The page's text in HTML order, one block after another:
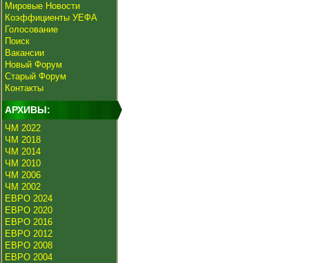
Мировые Новости
Коэффициенты УЕФА
Голосование
Поиск
Вакансии
Новый Форум
Старый Форум
Контакты
АРХИВЫ:
ЧМ 2022
ЧМ 2018
ЧМ 2014
ЧМ 2010
ЧМ 2006
ЧМ 2002
ЕВРО 2024
ЕВРО 2020
ЕВРО 2016
ЕВРО 2012
ЕВРО 2008
ЕВРО 2004